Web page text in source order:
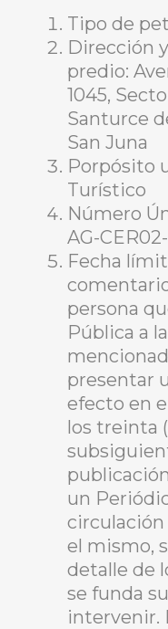
Tipo de
Dirección
predio:
1045,
Santurce
San Juna
Porpósito
Turístico
Número
AG-
Fecha
persona
Pública a
presentar
efecto en
los treinta
un
circulación
el mismo,
detalle de
se funda
intervenir.